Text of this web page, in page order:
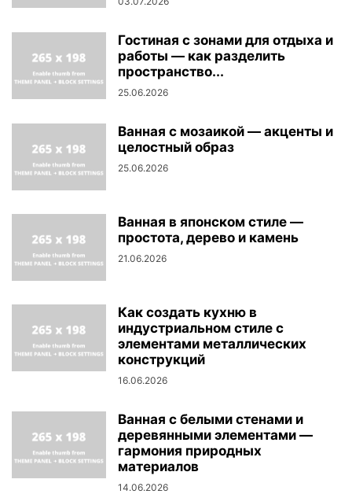
Гостиная с зонами для отдыха и
работы — как разделить
пространство...
25.06.2026
Ванная с мозаикой — акценты и
целостный образ
25.06.2026
Ванная в японском стиле —
простота, дерево и камень
21.06.2026
Как создать кухню в
индустриальном стиле с
элементами металлических
конструкций
16.06.2026
Ванная с белыми стенами и
деревянными элементами —
гармония природных
материалов
14.06.2026